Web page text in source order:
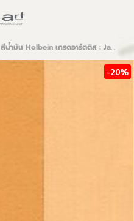
สีน้ำมัน Holbein เกรดอาร์ตติส : Jaune Brillant #4
-20%